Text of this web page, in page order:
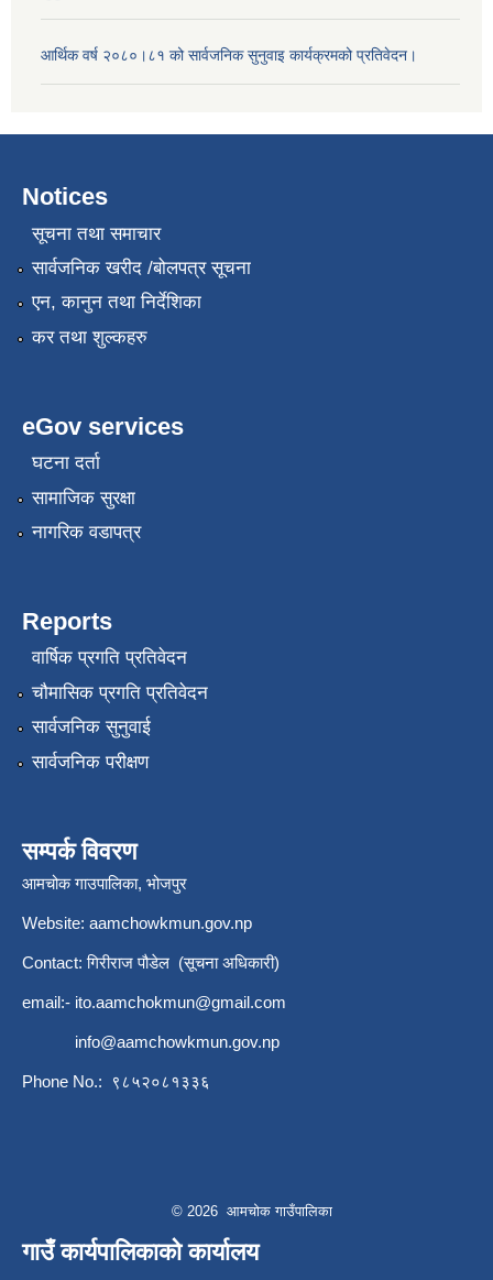
आर्थिक वर्ष २०८०।८१ को सार्वजनिक सुनुवाइ कार्यक्रमको प्रतिवेदन।
Notices
सूचना तथा समाचार
सार्वजनिक खरीद /बोलपत्र सूचना
एन, कानुन तथा निर्देशिका
कर तथा शुल्कहरु
eGov services
घटना दर्ता
सामाजिक सुरक्षा
नागरिक वडापत्र
Reports
वार्षिक प्रगति प्रतिवेदन
चौमासिक प्रगति प्रतिवेदन
सार्वजनिक सुनुवाई
सार्वजनिक परीक्षण
सम्पर्क विवरण
आमचोक गाउपालिका, भोजपुर
Website: aamchowkmun.gov.np
Contact: गिरीराज पौडेल (सूचना अधिकारी)
email:- ito.aamchokmun@gmail.com
info@aamchowkmun.gov.np
Phone No.: ९८५२०८१३३६
© 2026 आमचोक गाउँपालिका
गाउँ कार्यपालिकाको कार्यालय